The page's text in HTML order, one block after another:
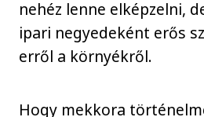
nehéz lenne elképzelni,
ipari negyedeként erős
erről a környékről.
Hogy mekkora